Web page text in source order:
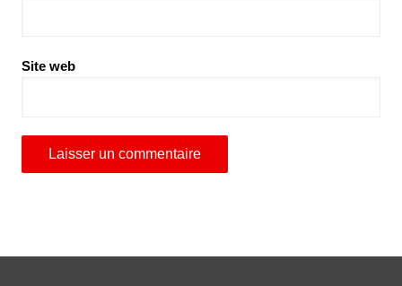
Site web